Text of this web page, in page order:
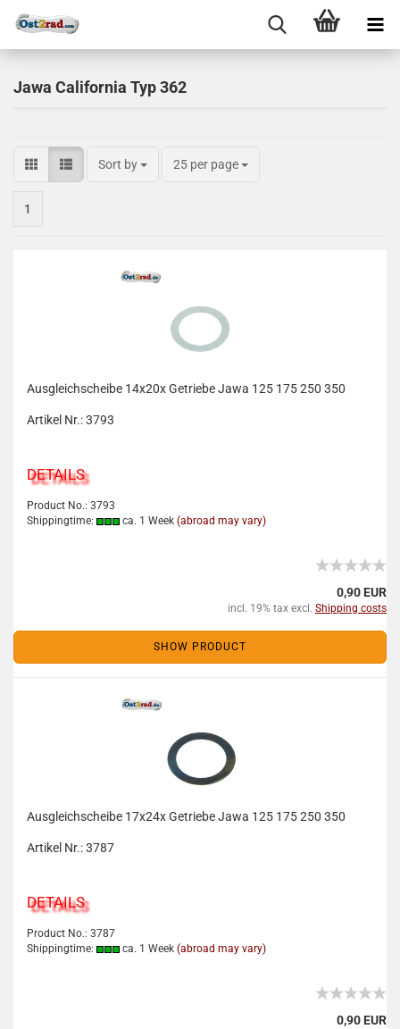
Jawa California Typ 362
Sort by 25 per page
1
Ausgleichscheibe 14x20x Getriebe Jawa 125 175 250 350
Artikel Nr.: 3793
DETAILS
Product No.: 3793
Shippingtime:
ca. 1 Week (abroad may vary)
0,90 EUR
incl. 19% tax excl. Shipping costs
SHOW PRODUCT
Ausgleichscheibe 17x24x Getriebe Jawa 125 175 250 350
Artikel Nr.: 3787
DETAILS
Product No.: 3787
Shippingtime:
ca. 1 Week (abroad may vary)
0,90 EUR